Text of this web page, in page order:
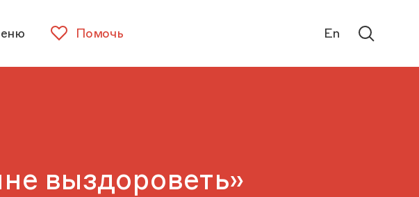
Помочь En
выздороветь»